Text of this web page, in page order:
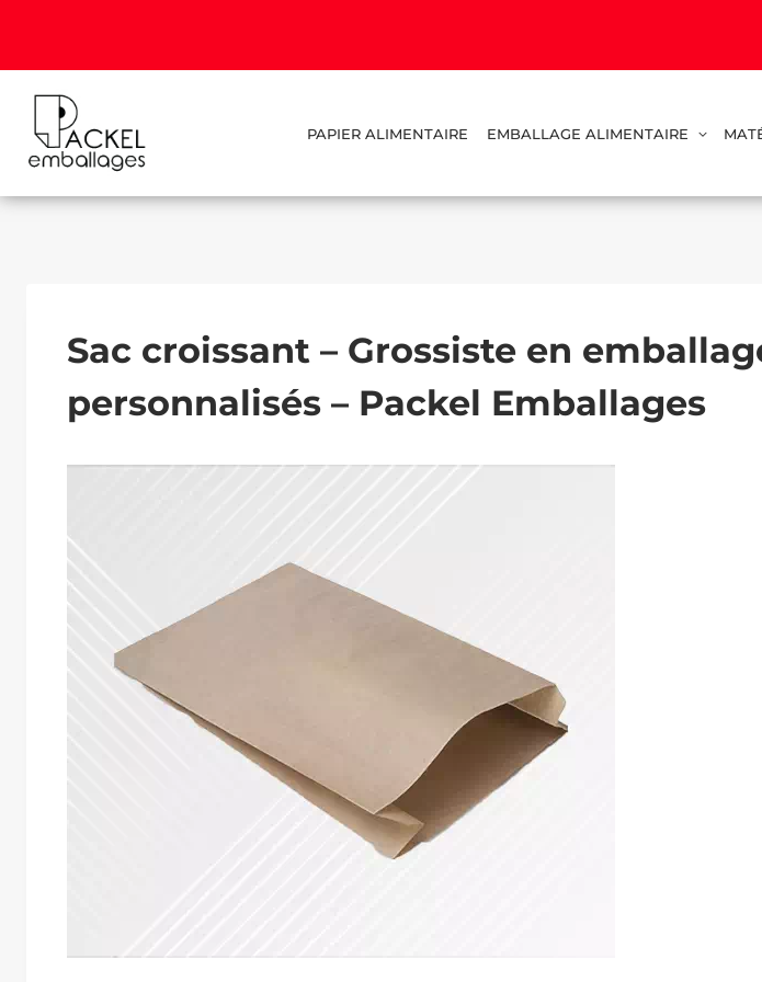
PAPIER ALIMENTAIRE EMBALLAGE ALIMENTAIRE
Sac croissant – Grossiste en
personnalisés – Packel Emballages